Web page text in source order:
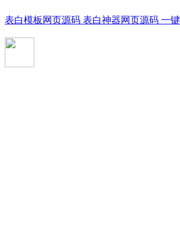
表白模板网页源码 表白神器网页源码 一